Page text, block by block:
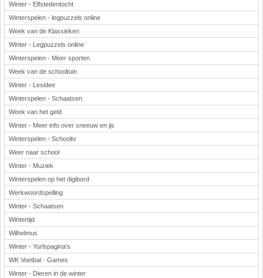
Winter - Elfstedentocht
Winterspelen - legpuzzels online
Week van de Klassieken
Winter - Legpuzzels online
Winterspelen - Meer sporten
Week van de schooltuin
Winter - Lesidee
Winterspelen - Schaatsen
Week van het geld
Winter - Meer info over sneeuw en ijs
Winterspelen - Schooltv
Weer naar school
Winter - Muziek
Winterspelen op het digibord
Werkwoordspelling
Winter - Schaatsen
Wintertijd
Wilhelmus
Winter - Yurlspagina's
WK Voetbal - Games
Winter - Dieren in de winter